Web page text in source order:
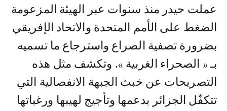
عملت حيدر منذ سنوات عبر الهيئة المزعومة
الضغط على الأمم المتحدة والاتحاد الإفريقي
بضرورة تصفية الصراع واسترجاع ما تسميه
بـ « الصحراء الغربية ». وتكشف مثل هذه
التصريحات عن خبث الجبهة الانفصالية التي
تتكفّل الجزائر بدعمها وتأجيج لهيبها ورغباتها